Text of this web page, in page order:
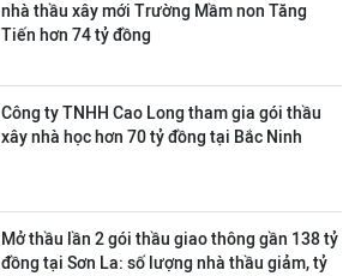
nhà thầu xây mới Trường Mầm non Tăng
Tiến hơn 74 tỷ đồng
Công ty TNHH Cao Long tham gia gói thầu
xây nhà học hơn 70 tỷ đồng tại Bắc Ninh
Mở thầu lần 2 gói thầu giao thông gần 138 tỷ
đồng tại Sơn La: số lượng nhà thầu giảm, tỷ